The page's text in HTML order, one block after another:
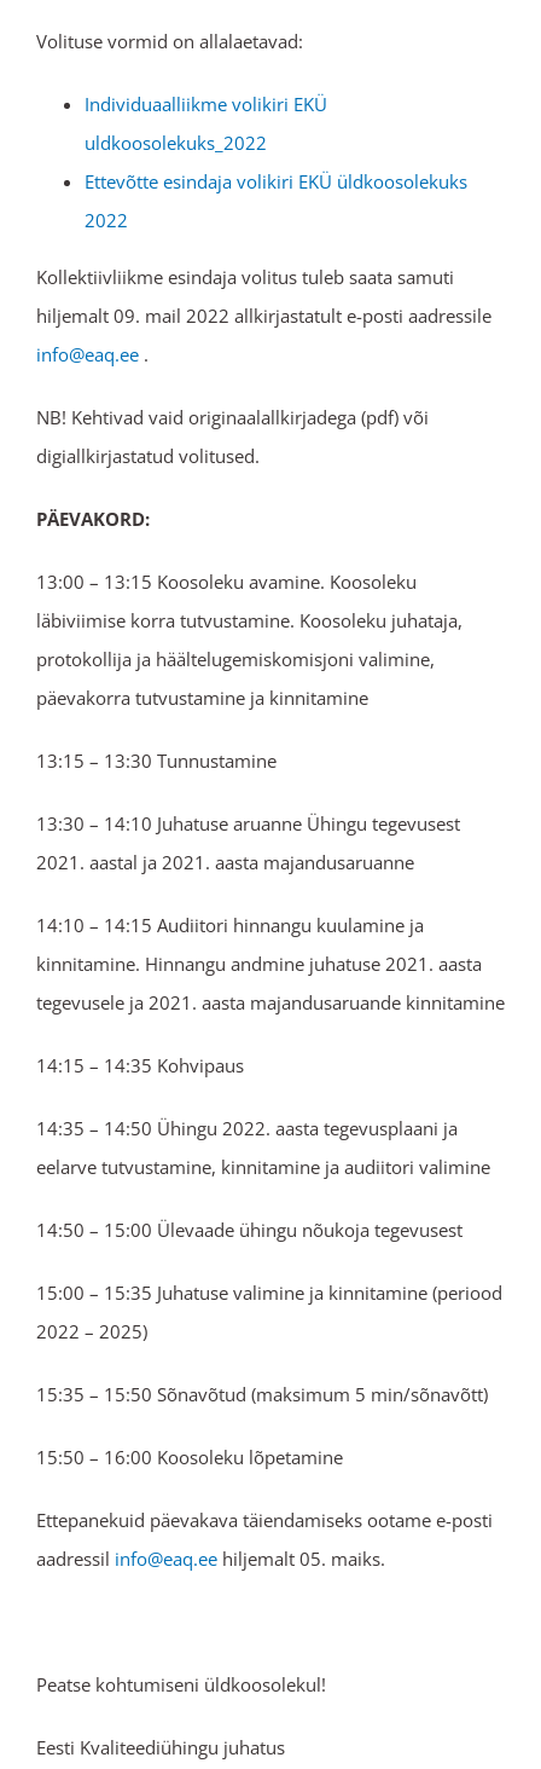
Volituse vormid on allalaetavad:
Individuaalliikme volikiri EKÜ
uldkoosolekuks_2022
Ettevõtte esindaja volikiri EKÜ üldkoosolekuks
2022
Kollektiivliikme esindaja volitus tuleb saata samuti
hiljemalt 09. mail 2022 allkirjastatult e-posti aadressile
info@eaq.ee .
NB! Kehtivad vaid originaalallkirjadega (pdf) või
digiallkirjastatud volitused.
PÄEVAKORD:
13:00 – 13:15 Koosoleku avamine. Koosoleku
läbiviimise korra tutvustamine. Koosoleku juhataja,
protokollija ja häältelugemiskomisjoni valimine,
päevakorra tutvustamine ja kinnitamine
13:15 – 13:30 Tunnustamine
13:30 – 14:10 Juhatuse aruanne Ühingu tegevusest
2021. aastal ja 2021. aasta majandusaruanne
14:10 – 14:15 Audiitori hinnangu kuulamine ja
kinnitamine. Hinnangu andmine juhatuse 2021. aasta
tegevusele ja 2021. aasta majandusaruande kinnitamine
14:15 – 14:35 Kohvipaus
14:35 – 14:50 Ühingu 2022. aasta tegevusplaani ja
eelarve tutvustamine, kinnitamine ja audiitori valimine
14:50 – 15:00 Ülevaade ühingu nõukoja tegevusest
15:00 – 15:35 Juhatuse valimine ja kinnitamine (periood
2022 – 2025)
15:35 – 15:50 Sõnavõtud (maksimum 5 min/sõnavõtt)
15:50 – 16:00 Koosoleku lõpetamine
Ettepanekuid päevakava täiendamiseks ootame e-posti
aadressil info@eaq.ee hiljemalt 05. maiks.
Peatse kohtumiseni üldkoosolekul!
Eesti Kvaliteediühingu juhatus